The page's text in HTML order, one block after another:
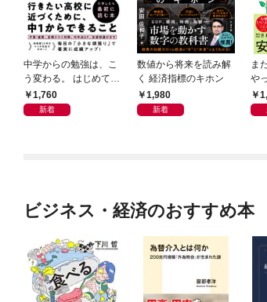
中学からの勉強は、こ
う変わる。 はじめての
自学自習のキホン
1,760
新着
数値から将来を読み解
く 経済指標のキホン
1,980
新着
ま
や
ビジネス・経済のおすすめ本